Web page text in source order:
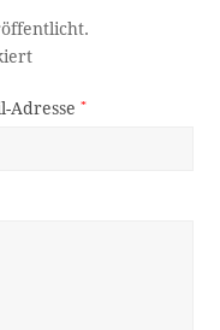
Adresse*